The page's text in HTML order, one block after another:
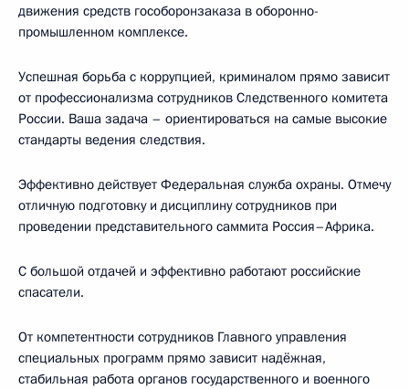
движения средств гособоронзаказа в оборонно-
промышленном комплексе.
Успешная борьба с коррупцией, криминалом прямо зависит
от профессионализма сотрудников Следственного комитета
России. Ваша задача – ориентироваться на самые высокие
стандарты ведения следствия.
Эффективно действует Федеральная служба охраны. Отмечу
отличную подготовку и дисциплину сотрудников при
проведении представительного саммита Россия–Африка.
С большой отдачей и эффективно работают российские
спасатели.
От компетентности сотрудников Главного управления
специальных программ прямо зависит надёжная,
стабильная работа органов государственного и военного